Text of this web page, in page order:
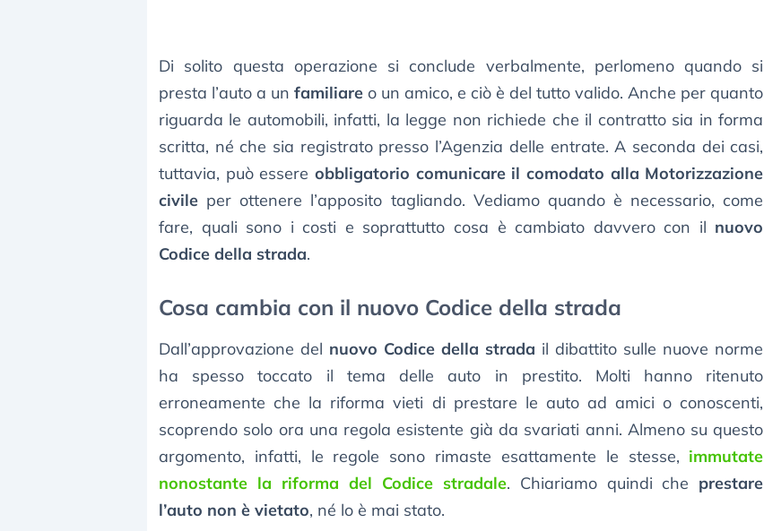
Di solito questa operazione si conclude verbalmente, perlomeno quando si
presta l’auto a unfamiliare o un amico, e ciò è del tutto valido. Anche per quanto
riguarda le automobili, infatti, la legge non richiede che il contratto sia in forma
scritta, né che sia registrato presso l’Agenzia delle entrate. A seconda dei casi,
tuttavia, può essereobbligatorio comunicare il comodato alla Motorizzazione
civile per ottenere l’apposito tagliando. Vediamo quando è necessario, come
fare, quali sono i costi e soprattutto cosa è cambiato davvero con il nuovo
Codice della strada.
Cosa cambia con il nuovo Codice della strada
Dall’approvazione del nuovo Codice della strada il dibattito sulle nuove norme
ha spesso toccato il tema delle auto in prestito. Molti hanno ritenuto
erroneamente che la riforma vieti di prestare le auto ad amici o conoscenti,
scoprendo solo ora una regola esistente già da svariati anni. Almeno su questo
argomento, infatti, le regole sono rimaste esattamente le stesse, immutate
nonostante la riforma del Codice stradale. Chiariamo quindi che prestare
l’auto non è vietato, né lo è mai stato.